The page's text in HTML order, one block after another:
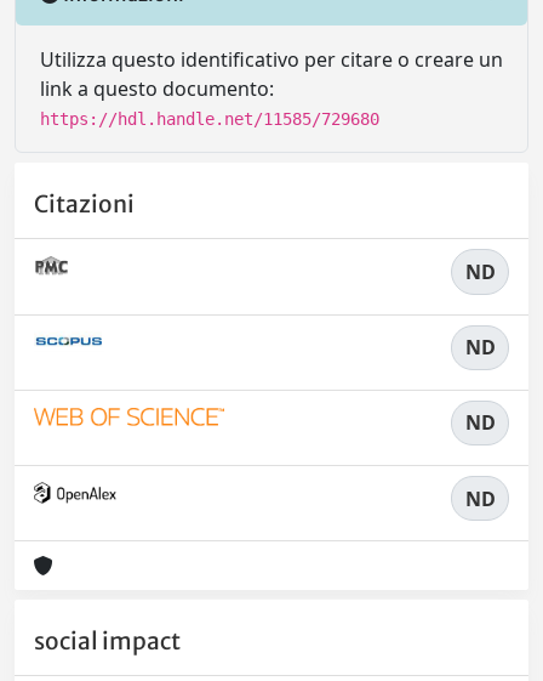
Utilizza questo identificativo per citare o creare un
link a questo documento:
https://hdl.handle.net/11585/729680
Citazioni
ND
ND
ND
ND
social impact